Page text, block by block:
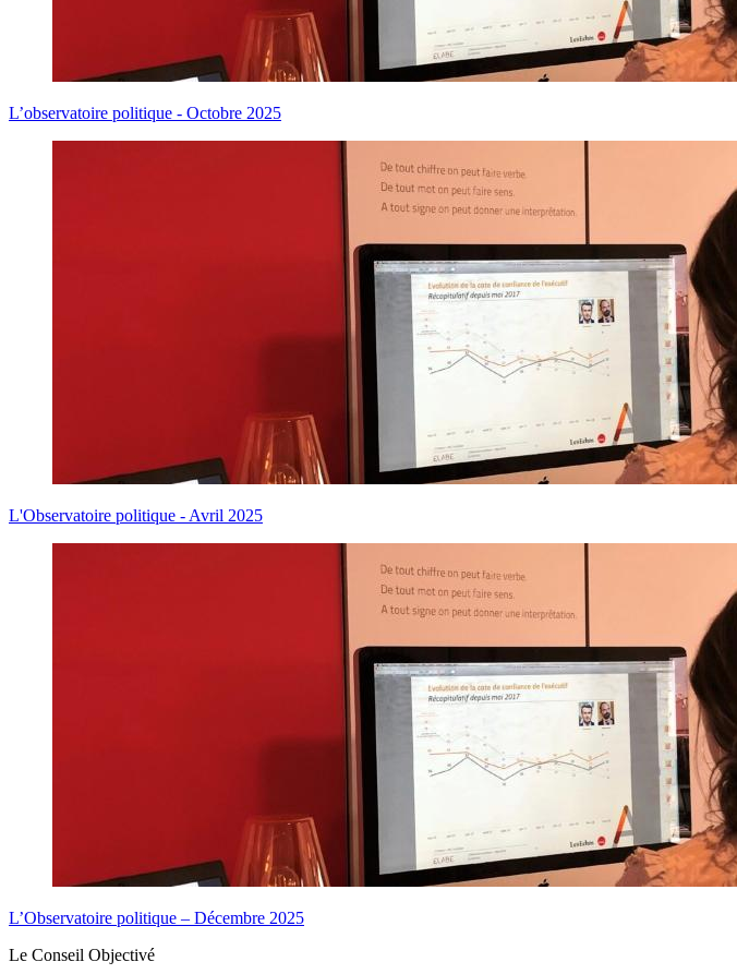
L’observatoire politique - Octobre 2025
L'Observatoire politique - Avril 2025
L’Observatoire politique – Décembre 2025
Le Conseil Objectivé